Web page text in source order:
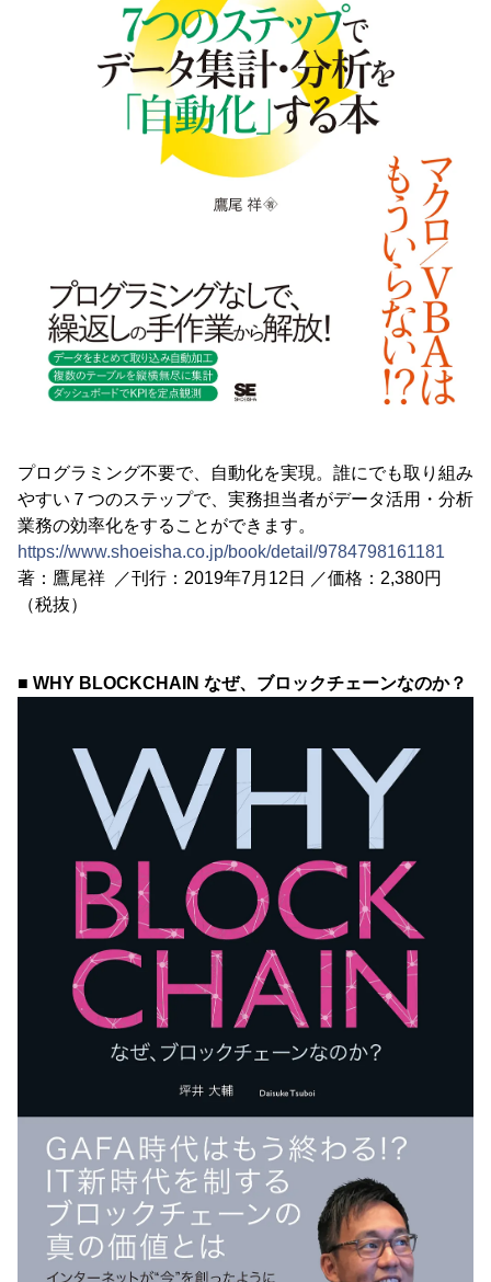
プログラミング不要で、自動化を実現。誰にでも取り組み
やすい７つのステップで、実務担当者がデータ活用・分析
業務の効率化をすることができます。
https://www.shoeisha.co.jp/book/detail/9784798161181
著：鷹尾祥 ／刊行：2019年7月12日 ／価格：2,380円
（税抜）
■ WHY BLOCKCHAIN なぜ、ブロックチェーンなのか？